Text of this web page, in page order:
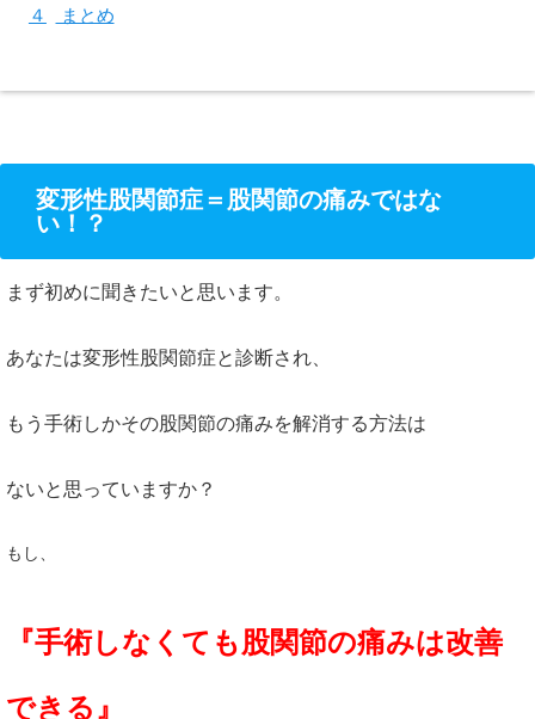
４ まとめ
変形性股関節症＝股関節の痛みではな
い！？
まず初めに聞きたいと思います。
あなたは変形性股関節症と診断され、
もう手術しかその股関節の痛みを解消する方法は
ないと思っていますか？
もし、
『手術しなくても股関節の痛みは改善
できる』